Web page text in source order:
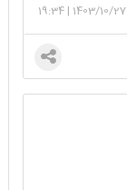
1403/10/27
|
19:34